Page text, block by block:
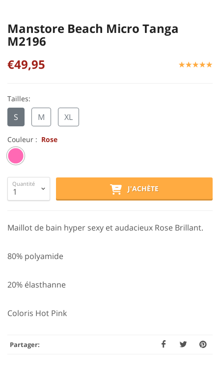
Manstore Beach Micro Tanga
M2196
€49,95
☆☆☆☆☆
★★★★★
Tailles:
S M XL
Couleur : Rose
Quantité
J'ACHÈTE
Maillot de bain hyper sexy et audacieux Rose Brillant.
80% polyamide
20% élasthanne
Coloris Hot Pink
Partager: